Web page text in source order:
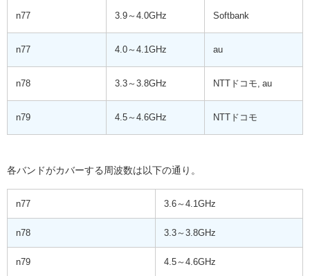
n77 3.9～4.0GHz Softbank
n77 4.0～4.1GHz au
n78 3.3～3.8GHz NTTドコモ, au
n79 4.5～4.6GHz NTTドコモ
各バンドがカバーする周波数は以下の通り。
n77 3.6～4.1GHz
n78 3.3～3.8GHz
n79 4.5～4.6GHz